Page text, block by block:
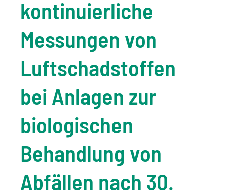
kontinuierliche
Messungen von
Luftschadstoffen
bei Anlagen zur
biologischen
Behandlung von
Abfällen nach 30.